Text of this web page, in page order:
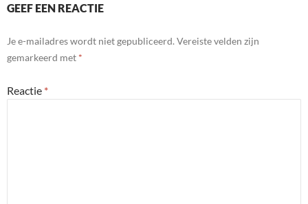
GEEF EEN REACTIE
Je e-mailadres wordt niet gepubliceerd. Vereiste velden zijn
gemarkeerd met *
Reactie *